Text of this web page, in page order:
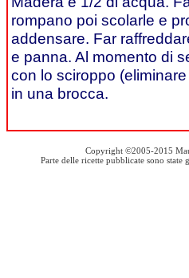
rompano poi scolarle e
addensare. Far
e panna. Al momento di
con lo sciroppo
in una brocca.
Copyright ©2005-2015
Parte delle ricette pubblicate sono state